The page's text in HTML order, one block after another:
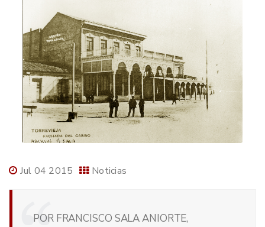
Jul 04 2015 Noticias
POR FRANCISCO SALA ANIORTE,